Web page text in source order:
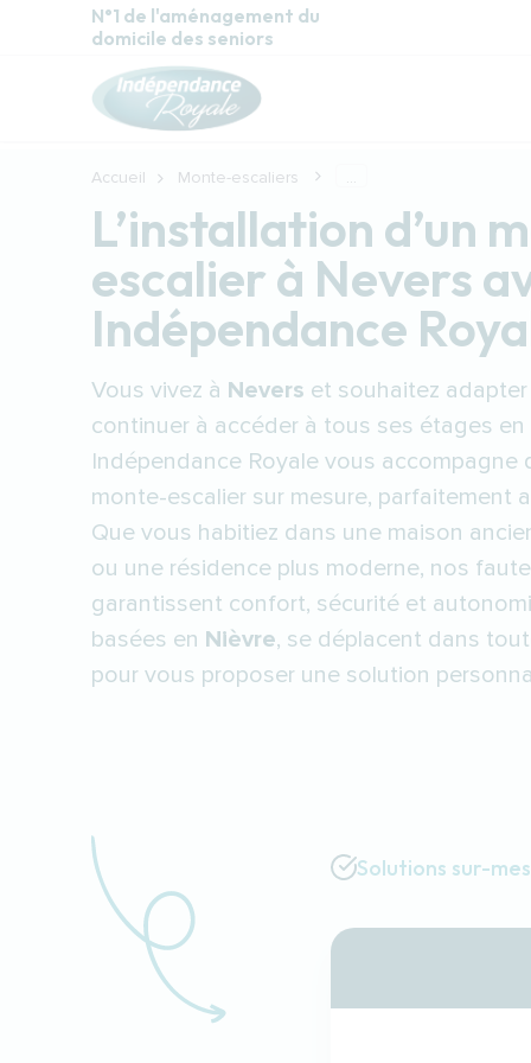
Aller au contenu principal
N°1 de l'aménagement du
domicile des seniors
Accueil Monte-escaliers ...
L’installation d’un
escalier à Nevers
Indépendance
Vous vivez à Nevers et souhaitez
continuer à accéder à tous ses étages
Indépendance Royale vous accompagne
monte-escalier sur mesure, parfaitement
Que vous habitiez dans une maison
ou une résidence plus moderne, nos
garantissent confort, sécurité et
basées en Nièvre, se déplacent dans
pour vous proposer une solution
Solutions sur-